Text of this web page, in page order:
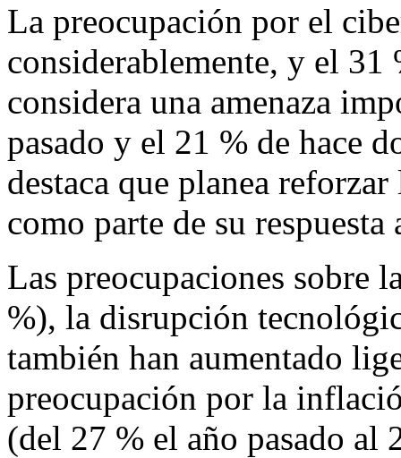
La preocupación por el
considerablemente, y el 31
considera una amenaza
pasado y el 21 % de hace
destaca que planea
como parte de su
Las preocupaciones sobre
%), la disrupción
también han aumentado
preocupación por la
(del 27 % el año pasado al